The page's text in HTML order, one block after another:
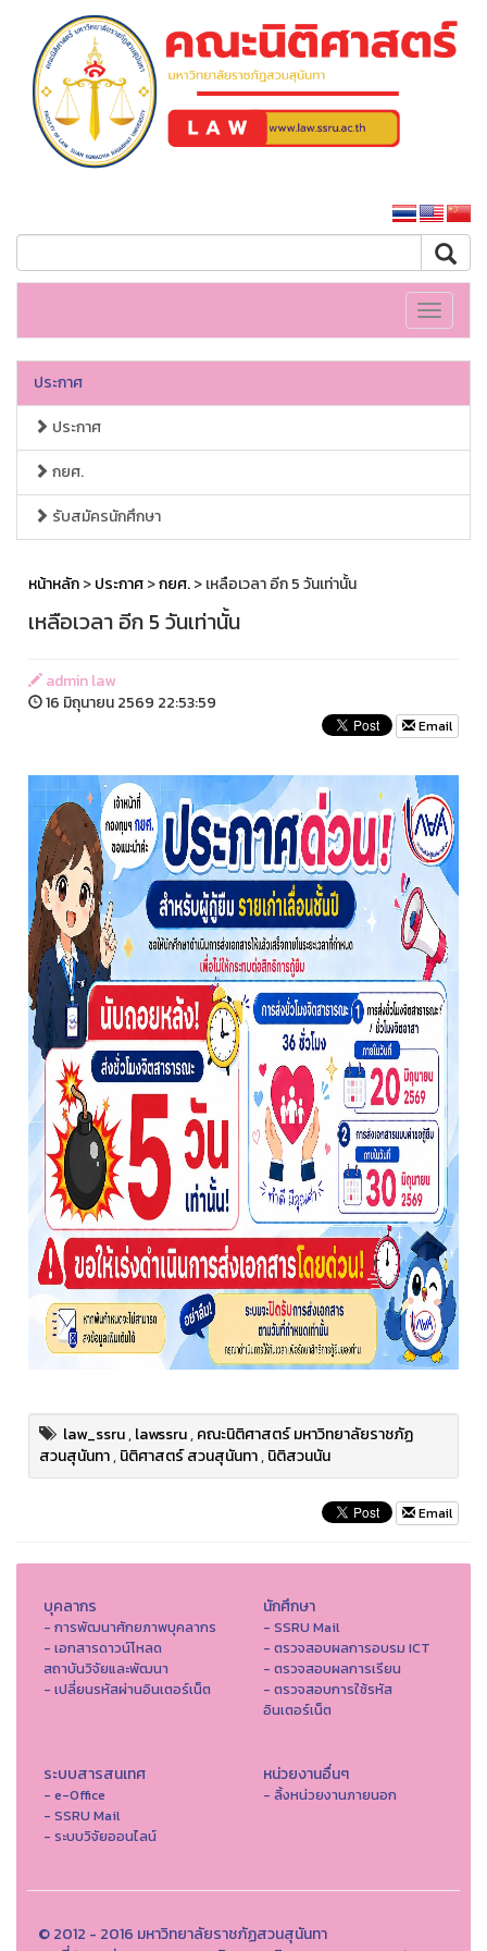
Toggle
ประกาศ
ประกาศ
กยศ.
รับสมัครนักศึกษา
หน้าหลัก>ประกาศ>กยศ.> เหลือเวลา อีก 5 วันเท่านั้น
เหลือเวลา อีก 5 วันเท่านั้น
admin law
16 มิถุนายน 2569 22:53:59
Email
law_ssru,lawssru,คณะนิติศาสตร์ มหาวิทยาลัยราชภัฏ
สวนสุนันทา,นิติศาสตร์ สวนสุนันทา,นิติสวนนัน
Email
บุคลากร
- การพัฒนาศักยภาพบุคลากร
- เอกสารดาวน์โหลด
สถาบันวิจัยและพัฒนา
- เปลี่ยนรหัสผ่านอินเตอร์เน็ต
นักศึกษา
- SSRU Mail
- ตรวจสอบผลการอบรม ICT
- ตรวจสอบผลการเรียน
- ตรวจสอบการใช้รหัส
อินเตอร์เน็ต
ระบบสารสนเทศ
- e-Office
- SSRU Mail
- ระบบวิจัยออนไลน์
หน่วยงานอื่นๆ
- ลิ้งหน่วยงานภายนอก
© 2012 - 2016 มหาวิทยาลัยราชภัฏสวนสุนันทา